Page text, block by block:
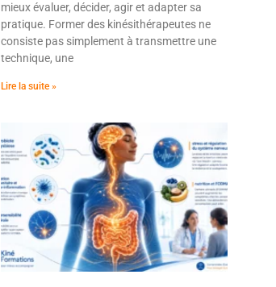
mieux évaluer, décider, agir et adapter sa
pratique. Former des kinésithérapeutes ne
consiste pas simplement à transmettre une
technique, une
Lire la suite »